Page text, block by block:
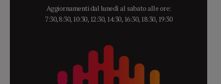
Aggiornamenti dal lunedì al sabato alle ore:
7:30, 8:30, 10:30, 12:30, 14:30, 16:30, 18:30, 19:30